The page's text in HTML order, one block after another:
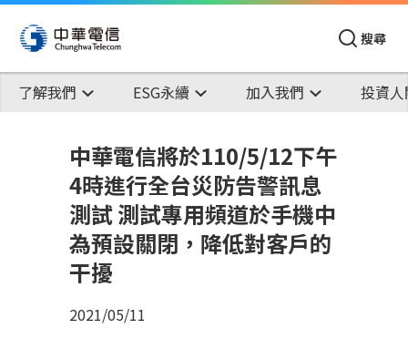
搜尋
了解我們 ESG永續 加入我們 投資
中華電信將於110/5/12下午
4時進行全台災防告警訊息
測試 測試專用頻道於手機中
為預設關閉，降低對客戶的
干擾
2021/05/11